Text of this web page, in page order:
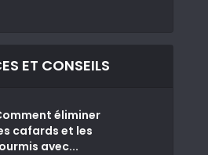
ET CONSEILS
éliminer
cafards et les
avec...